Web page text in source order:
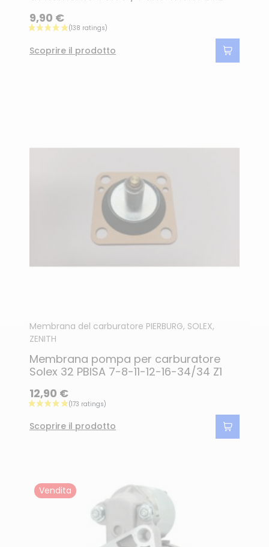
9,90 €
Scoprire il prodotto
Membrana del carburatore PIERBURG, SOLEX,
ZENITH
Membrana pompa per carburatore
Solex 32 PBISA 7-8-11-12-16-34/34 Z1
12,90 €
Scoprire il prodotto
Vendita